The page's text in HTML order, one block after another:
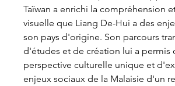
Taïwan a enrichi la compréhension
visuelle que Liang De-Hui a des
son pays d'origine. Son parcours
d'études et de création lui a permis
perspective culturelle unique et
enjeux sociaux de la Malaisie d'un